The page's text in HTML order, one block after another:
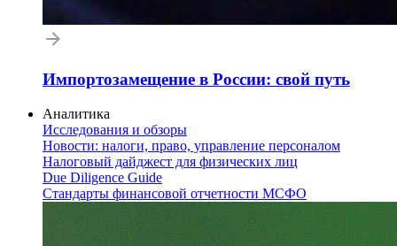
Импортозамещение в России: свой путь
Аналитика
Исследования и обзоры
Новости: налоги, право, управление персоналом
Налоговый дайджест для физических лиц
Due Diligence Guide
Стандарты финансовой отчетности МСФО